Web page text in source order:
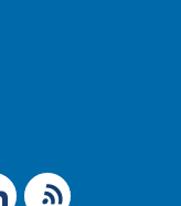
RSS-Feed